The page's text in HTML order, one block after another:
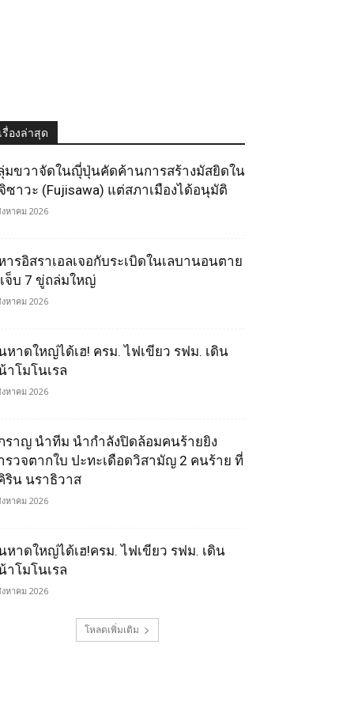
เรื่องล่าสุด
มขวาจัดในญุี่ปุ่นคัดค้านการสร้างมัสยิดใน
ซาวะ (Fujisawa) แต่สภาเมืองได้อนุมัติ
งหาคม 2026
ารอิสราเอลเจอกับระเบิดในเลบานอนตาย
จ็บ 7 ขู่ถล่มใหญ่
งหาคม 2026
หาดใหญ่ได้เฮ! ครม. ไฟเขียว รฟม. เดิน
าโมโนเรล
งหาคม 2026
ราญ นำทีม นำกำลังปิดล้อมคนร้ายยิง
รวจตากใบ ปะทะเดือดวิสามัญ 2 คนร้าย ที่
ริน นราธิวาส
งหาคม 2026
หาดใหญ่ได้เฮ!ครม. ไฟเขียว รฟม. เดิน
าโมโนเรล
งหาคม 2026
โหลดเพิ่มเติม